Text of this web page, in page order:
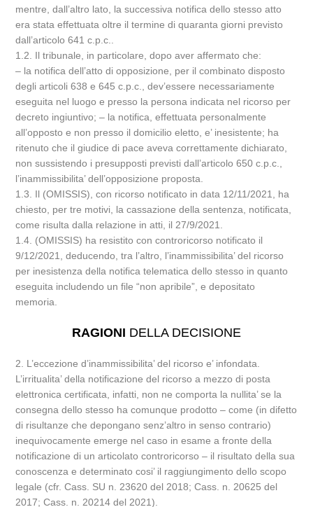
mentre, dall’altro lato, la successiva notifica dello stesso atto
era stata effettuata oltre il termine di quaranta giorni previsto
dall’articolo 641 c.p.c..
1.2. Il tribunale, in particolare, dopo aver affermato che:
– la notifica dell’atto di opposizione, per il combinato disposto
degli articoli 638 e 645 c.p.c., dev’essere necessariamente
eseguita nel luogo e presso la persona indicata nel ricorso per
decreto ingiuntivo; – la notifica, effettuata personalmente
all’opposto e non presso il domicilio eletto, e’ inesistente; ha
ritenuto che il giudice di pace aveva correttamente dichiarato,
non sussistendo i presupposti previsti dall’articolo 650 c.p.c.,
l’inammissibilita’ dell’opposizione proposta.
1.3. Il (OMISSIS), con ricorso notificato in data 12/11/2021, ha
chiesto, per tre motivi, la cassazione della sentenza, notificata,
come risulta dalla relazione in atti, il 27/9/2021.
1.4. (OMISSIS) ha resistito con controricorso notificato il
9/12/2021, deducendo, tra l’altro, l’inammissibilita’ del ricorso
per inesistenza della notifica telematica dello stesso in quanto
eseguita includendo un file “non apribile”, e depositato
memoria.
RAGIONI DELLA DECISIONE
2. L’eccezione d’inammissibilita’ del ricorso e’ infondata.
L’irritualita’ della notificazione del ricorso a mezzo di posta
elettronica certificata, infatti, non ne comporta la nullita’ se la
consegna dello stesso ha comunque prodotto – come (in difetto
di risultanze che depongano senz’altro in senso contrario)
inequivocamente emerge nel caso in esame a fronte della
notificazione di un articolato controricorso – il risultato della sua
conoscenza e determinato cosi’ il raggiungimento dello scopo
legale (cfr. Cass. SU n. 23620 del 2018; Cass. n. 20625 del
2017; Cass. n. 20214 del 2021).